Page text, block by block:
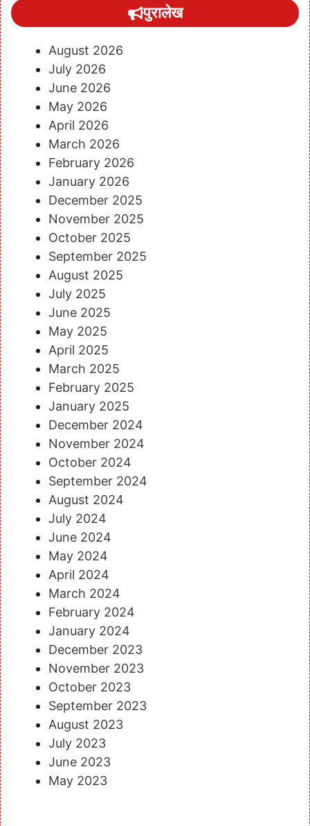
पुरालेख
August 2026
July 2026
June 2026
May 2026
April 2026
March 2026
February 2026
January 2026
December 2025
November 2025
October 2025
September 2025
August 2025
July 2025
June 2025
May 2025
April 2025
March 2025
February 2025
January 2025
December 2024
November 2024
October 2024
September 2024
August 2024
July 2024
June 2024
May 2024
April 2024
March 2024
February 2024
January 2024
December 2023
November 2023
October 2023
September 2023
August 2023
July 2023
June 2023
May 2023